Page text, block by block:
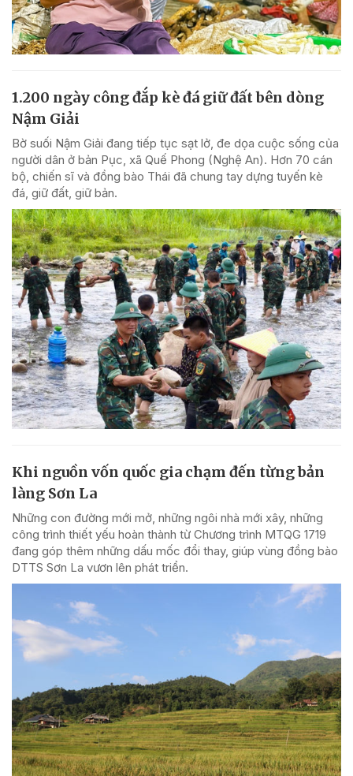
1.200 ngày công đắp kè đá giữ đất bên dòng
Nậm Giải
Bờ suối Nậm Giải đang tiếp tục sạt lở, đe dọa cuộc sống của
người dân ở bản Pục, xã Quế Phong (Nghệ An). Hơn 70 cán
bộ, chiến sĩ và đồng bào Thái đã chung tay dựng tuyến kè
đá, giữ đất, giữ bản.
Khi nguồn vốn quốc gia chạm đến từng bản
làng Sơn La
Những con đường mới mở, những ngôi nhà mới xây, những
công trình thiết yếu hoàn thành từ Chương trình MTQG 1719
đang góp thêm những dấu mốc đổi thay, giúp vùng đồng bào
DTTS Sơn La vươn lên phát triển.